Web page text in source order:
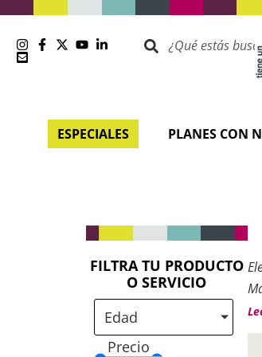
ESPECIALES PLANES CON
FILTRA TU PRODUCTO
O SERVICIO
Edad
Precio